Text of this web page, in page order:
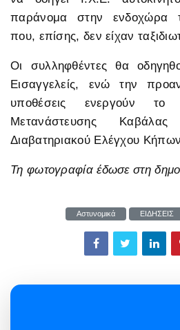
παράνομα στην ενδοχώρα
που, επίσης, δεν είχαν
Οι συλληφθέντες θα
Εισαγγελείς, ενώ την
υποθέσεις ενεργούν το
Μετανάστευσης
Διαβατηριακού Ελέγχου
Τη φωτογραφία έδωσε στη
Αστυνομικά ΕΙΔΗΣΕΙΣ